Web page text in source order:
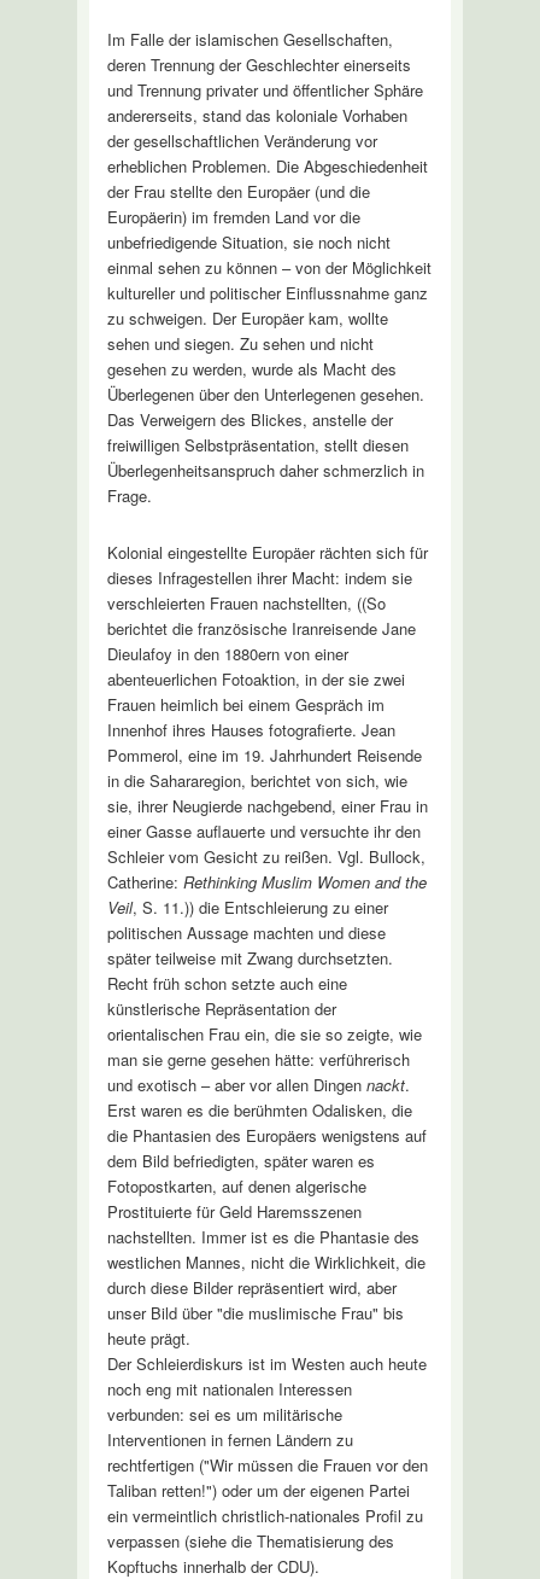
Im Falle der islamischen Gesellschaften,
deren Trennung der Geschlechter einerseits
und Trennung privater und öffentlicher Sphäre
andererseits, stand das koloniale Vorhaben
der gesellschaftlichen Veränderung vor
erheblichen Problemen. Die Abgeschiedenheit
der Frau stellte den Europäer (und die
Europäerin) im fremden Land vor die
unbefriedigende Situation, sie noch nicht
einmal sehen zu können – von der Möglichkeit
kultureller und politischer Einflussnahme ganz
zu schweigen. Der Europäer kam, wollte
sehen und siegen. Zu sehen und nicht
gesehen zu werden, wurde als Macht des
Überlegenen über den Unterlegenen gesehen.
Das Verweigern des Blickes, anstelle der
freiwilligen Selbstpräsentation, stellt diesen
Überlegenheitsanspruch daher schmerzlich in
Frage.
Kolonial eingestellte Europäer rächten sich für
dieses Infragestellen ihrer Macht: indem sie
verschleierten Frauen nachstellten, ((So
berichtet die französische Iranreisende Jane
Dieulafoy in den 1880ern von einer
abenteuerlichen Fotoaktion, in der sie zwei
Frauen heimlich bei einem Gespräch im
Innenhof ihres Hauses fotografierte. Jean
Pommerol, eine im 19. Jahrhundert Reisende
in die Sahararegion, berichtet von sich, wie
sie, ihrer Neugierde nachgebend, einer Frau in
einer Gasse auflauerte und versuchte ihr den
Schleier vom Gesicht zu reißen. Vgl. Bullock,
Catherine: Rethinking Muslim Women and the
Veil, S. 11.)) die Entschleierung zu einer
politischen Aussage machten und diese
später teilweise mit Zwang durchsetzten.
Recht früh schon setzte auch eine
künstlerische Repräsentation der
orientalischen Frau ein, die sie so zeigte, wie
man sie gerne gesehen hätte: verführerisch
und exotisch – aber vor allen Dingen nackt.
Erst waren es die berühmten Odalisken, die
die Phantasien des Europäers wenigstens auf
dem Bild befriedigten, später waren es
Fotopostkarten, auf denen algerische
Prostituierte für Geld Haremsszenen
nachstellten. Immer ist es die Phantasie des
westlichen Mannes, nicht die Wirklichkeit, die
durch diese Bilder repräsentiert wird, aber
unser Bild über "die muslimische Frau" bis
heute prägt.
Der Schleierdiskurs ist im Westen auch heute
noch eng mit nationalen Interessen
verbunden: sei es um militärische
Interventionen in fernen Ländern zu
rechtfertigen ("Wir müssen die Frauen vor den
Taliban retten!") oder um der eigenen Partei
ein vermeintlich christlich-nationales Profil zu
verpassen (siehe die Thematisierung des
Kopftuchs innerhalb der CDU).